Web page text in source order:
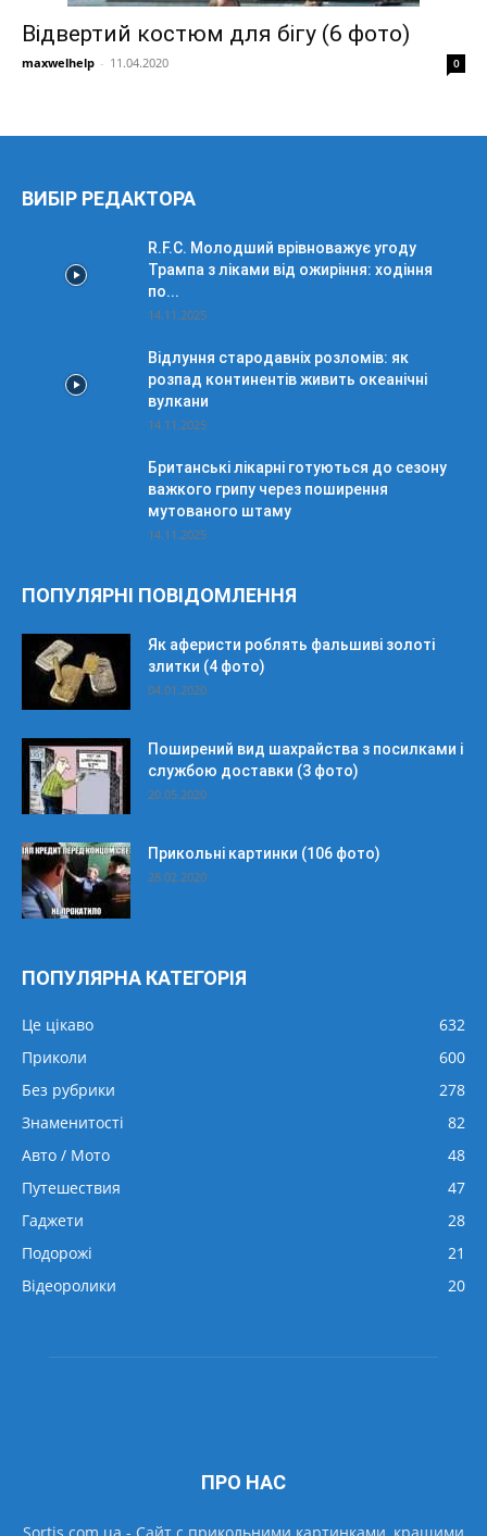
Відвертий костюм для бігу (6 фото)
maxwelhelp - 11.04.2020 0
ВИБІР РЕДАКТОРА
R.F.C. Молодший врівноважує угоду
Трампа з ліками від ожиріння: ходіння
по...
14.11.2025
Відлуння стародавніх розломів: як
розпад континентів живить океанічні
вулкани
14.11.2025
Британські лікарні готуються до сезону
важкого грипу через поширення
мутованого штаму
14.11.2025
ПОПУЛЯРНІ ПОВІДОМЛЕННЯ
Як аферисти роблять фальшиві золоті
злитки (4 фото)
04.01.2020
Поширений вид шахрайства з посилками і
службою доставки (3 фото)
20.05.2020
Прикольні картинки (106 фото)
28.02.2020
ПОПУЛЯРНА КАТЕГОРІЯ
Це цікаво
632
Приколи
600
Без рубрики
278
Знаменитості
82
Авто / Мото
48
Путешествия
47
Гаджети
28
Подорожі
21
Відеоролики
20
ПРО НАС